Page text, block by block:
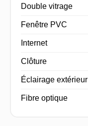
Double vitrage
Fenêtre PVC
Internet
Clôture
Éclairage extérieur
Fibre optique